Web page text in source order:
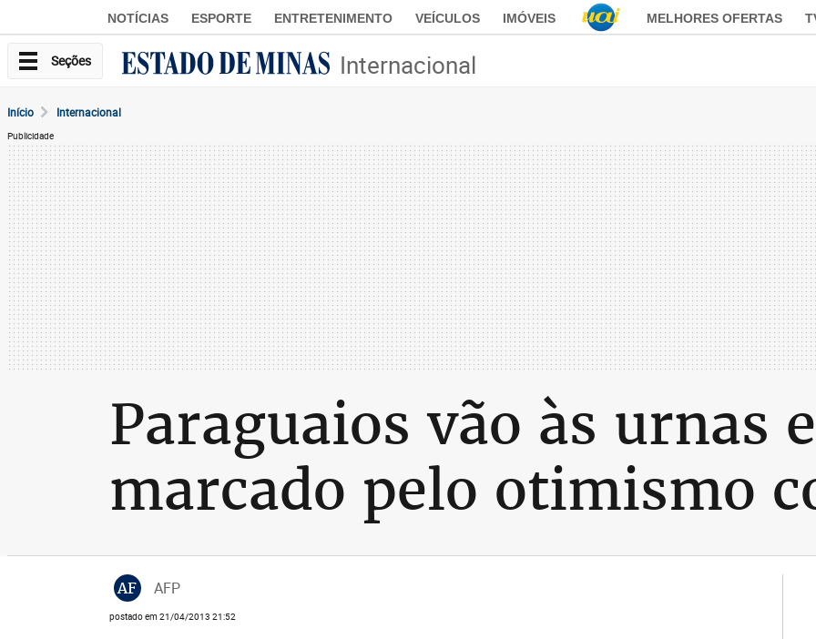
NOTÍCIAS ESPORTE ENTRETENIMENTO VEÍCULOS IMÓVEIS MELHORES OFERTAS
Seções Internacional
Início Internacional
Publicidade
Paraguaios vão às urnas
marcado pelo otimismo
AF AFP
postado em 21/04/2013 21:52